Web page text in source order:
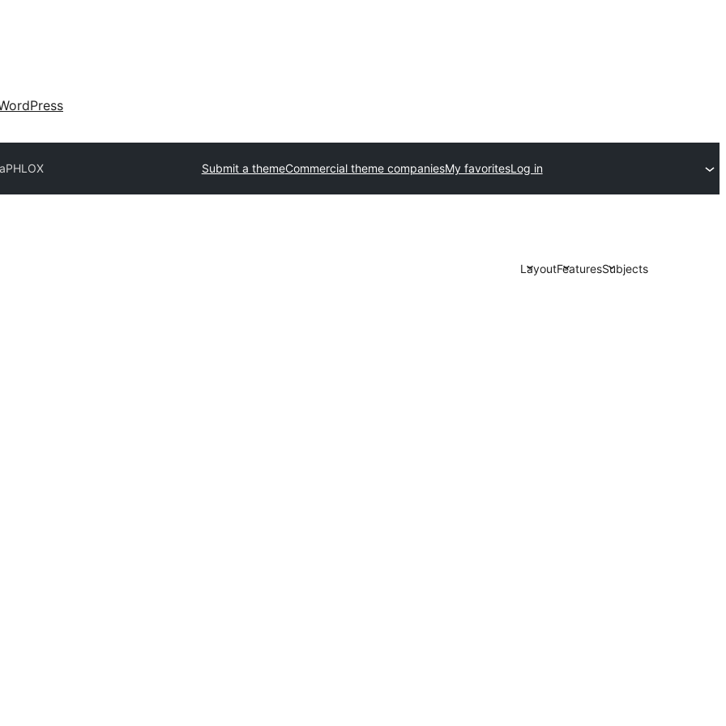
PHLOX Submit a themeCommercial theme companiesMy favoritesLog in
LayoutFeaturesSubjects